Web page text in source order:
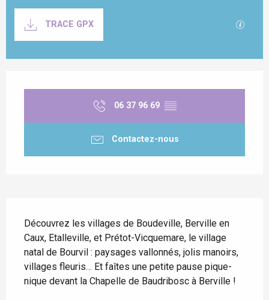
TRACE GPX
06 37 96 69 ▒▒
Contactez-nous
Découvrez les villages de Boudeville, Berville en
Caux, Etalleville, et Prétot-Vicquemare, le village
natal de Bourvil : paysages vallonnés, jolis manoirs,
villages fleuris… Et faîtes une petite pause pique-
nique devant la Chapelle de Baudribosc à Berville !